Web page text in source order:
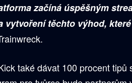
začíná úspěšným
vytvoření těchto výhod,
také dávat 100 procent tipů